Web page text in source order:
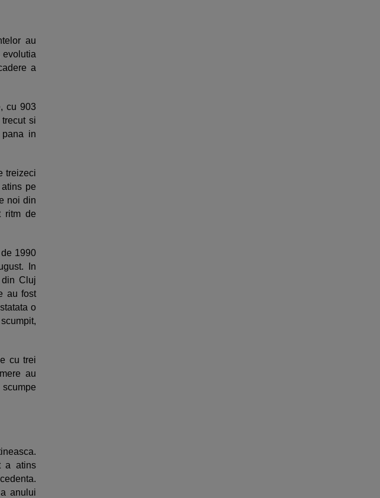
au
a
cu 903
si
in
treizeci
pe
noi din
ritm de
1990
In
din Cluj
au fost
o
cu trei
au
a atins
anului